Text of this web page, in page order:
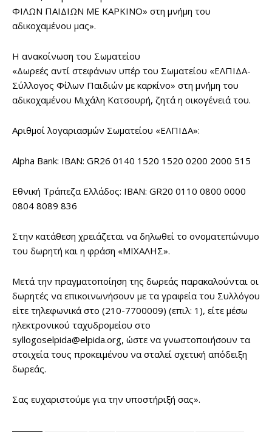
ΦΙΛΩΝ ΠΑΙΔΙΩΝ ΜΕ ΚΑΡΚΙΝΟ» στη μνήμη του
αδικοχαμένου μας».
Η ανακοίνωση του Σωματείου
«Δωρεές αντί στεφάνων υπέρ του Σωματείου «ΕΛΠΙΔΑ-
Σύλλογος Φίλων Παιδιών με καρκίνο» στη μνήμη του
αδικοχαμένου Μιχάλη Κατσουρή, ζητά η οικογένειά του.
Αριθμοί λογαριασμών Σωματείου «ΕΛΠΙΔΑ»:
Alpha Bank: IBAN: GR26 0140 1520 1520 0200 2000 515
Εθνική Τράπεζα Ελλάδος: IBAN: GR20 0110 0800 0000
0804 8089 836
Στην κατάθεση χρειάζεται να δηλωθεί το ονοματεπώνυμο
του δωρητή και η φράση «ΜΙΧΑΛΗΣ».
Μετά την πραγματοποίηση της δωρεάς παρακαλούνται οι
δωρητές να επικοινωνήσουν με τα γραφεία του Συλλόγου
είτε τηλεφωνικά στο (210-7700009) (επιλ: 1), είτε μέσω
ηλεκτρονικού ταχυδρομείου στο
syllogoselpida@elpida.org, ώστε να γνωστοποιήσουν τα
στοιχεία τους προκειμένου να σταλεί σχετική απόδειξη
δωρεάς.
Σας ευχαριστούμε για την υποστήριξή σας».